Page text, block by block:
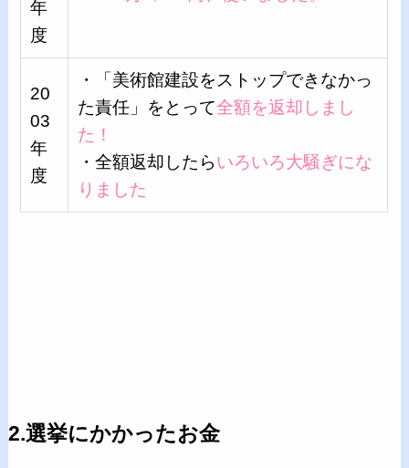
年
度
20
03
年
度
・「美術館建設をストップできなかっ
た責任」をとって全額を返却しまし
た！
・全額返却したらいろいろ大騒ぎにな
りました
2.選挙にかかったお金